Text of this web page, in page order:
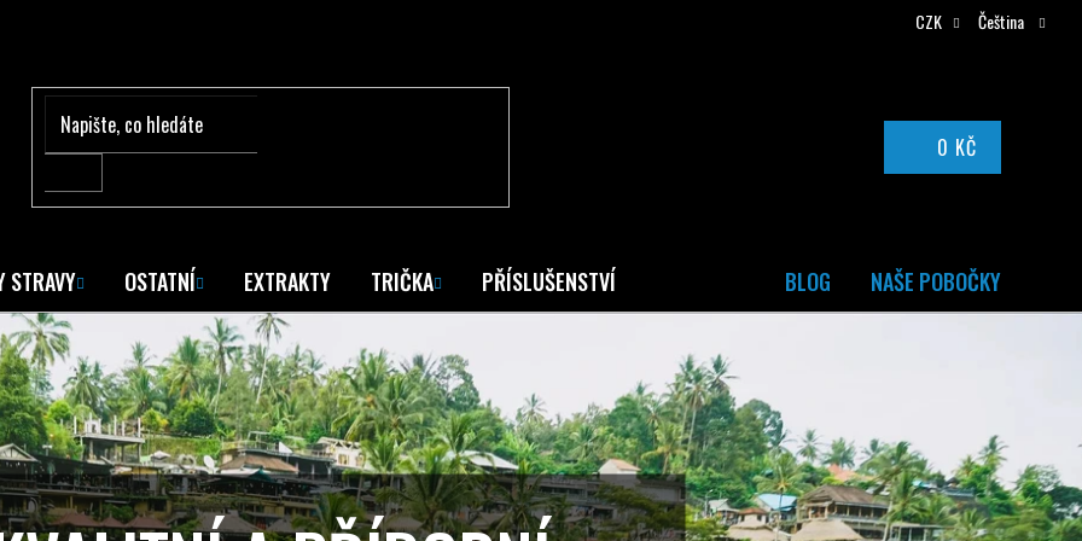
CZK Čeština
NÁKUPNÍ
0 KČ
STRAVY OSTATNÍ EXTRAKTY TRIČKA PŘÍSLUŠENSTVÍ BLOG NAŠE POBOČKY